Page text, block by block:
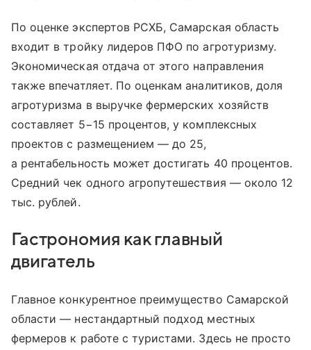
По оценке экспертов РСХБ, Самарская область
входит в тройку лидеров ПФО по агротуризму.
Экономическая отдача от этого направления
также впечатляет. По оценкам аналитиков, доля
агротуризма в выручке фермерских хозяйств
составляет 5−15 процентов, у комплексных
проектов с размещением — до 25,
а рентабельность может достигать 40 процентов.
Средний чек одного агропутешествия — около 12
тыс. рублей.
Гастрономия как главный
двигатель
Главное конкурентное преимущество Самарской
области — нестандартный подход местных
фермеров к работе с туристами. Здесь не просто